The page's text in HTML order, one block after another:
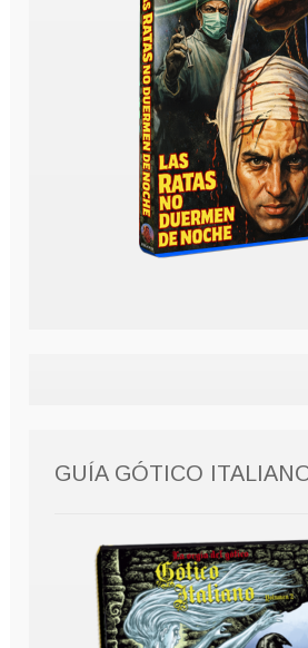
GUÍA GÓTICO